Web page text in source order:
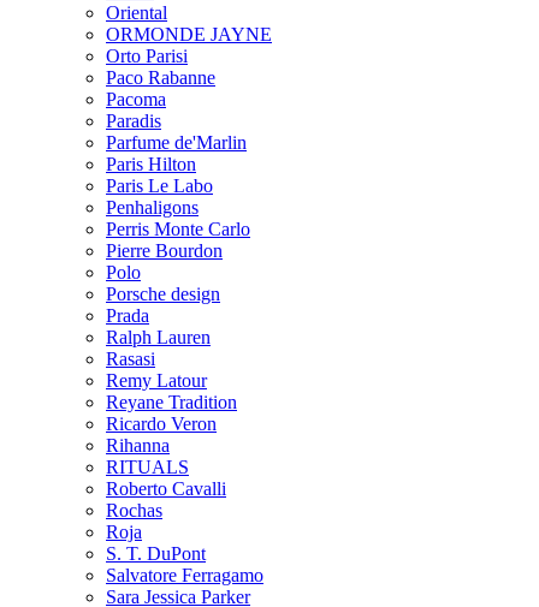
Oriental
ORMONDE JAYNE
Orto Parisi
Paco Rabanne
Pacoma
Paradis
Parfume de'Marlin
Paris Hilton
Paris Le Labo
Penhaligons
Perris Monte Carlo
Pierre Bourdon
Polo
Porsche design
Prada
Ralph Lauren
Rasasi
Remy Latour
Reyane Tradition
Ricardo Veron
Rihanna
RITUALS
Roberto Cavalli
Rochas
Roja
S. T. DuPont
Salvatore Ferragamo
Sara Jessica Parker